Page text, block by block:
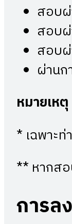
สอบ
สอบ
สอบ
ผ่าน
หมายเหตุ
* เฉพาะ
** หากส
การล